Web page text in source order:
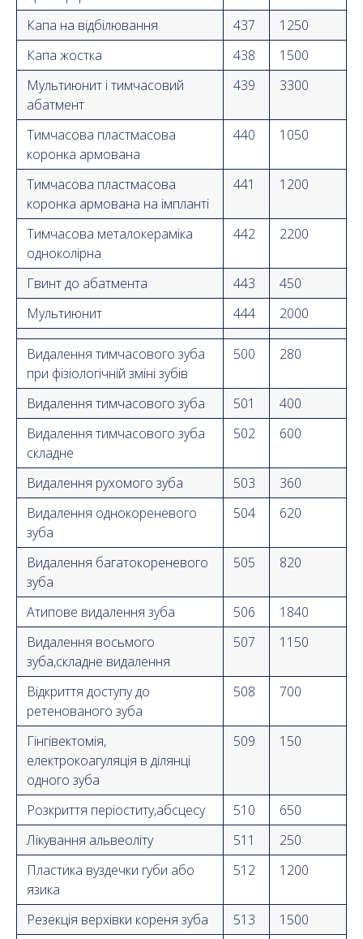
Капа на відбілювання
437
1250
Капа жостка
438
1500
Мультиюнит і тимчасовий
абатмент
439 3300
Тимчасова пластмасова
коронка армована
440 1050
Тимчасова пластмасова
коронка армована на імпланті
441 1200
Тимчасова металокераміка
одноколірна
442 2200
Гвинт до абатмента 443
450
Мультиюнит
444 2000
Видалення тимчасового зуба
при фізіологічній зміні зубів
500 280
Видалення тимчасового зуба 501
400
Видалення тимчасового зуба
складне
502 600
Видалення рухомого зуба 503
360
Видалення однокореневого
зуба
504 620
Видалення багатокореневого
зуба
505 820
Атипове видалення зуба 506
1840
Видалення восьмого
зуба,складне видалення
507 1150
Відкриття доступу до
ретенованого зуба
508 700
Гінгівектомія,
електрокоагуляція в ділянці
одного зуба
509 150
Розкриття періоститу,абсцесу 510
650
Лікування альвеоліту
511
250
Пластика вуздечки губи або
язика
512 1200
Резекція верхівки кореня зуба 513
1500